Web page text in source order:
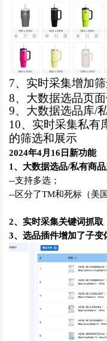
7、实时采集增加
8、大数据选品页
9、大数据选品库/
10、实时采集私有
的筛选和展示
2024年4月16日新功能
1、大数据选品/私有商
--支持多选；
--区分了TM和死标（美
2、实时采集关键词抓取
3、选品插件增加了子变